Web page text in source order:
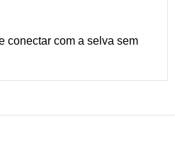
conectar com a selva sem